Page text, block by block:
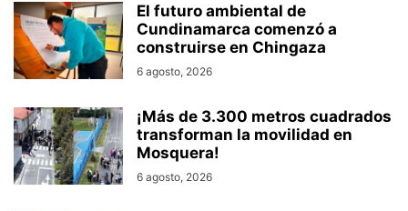
El futuro ambiental de
Cundinamarca comenzó a
construirse en Chingaza
6 agosto, 2026
¡Más de 3.300 metros cuadrados
transforman la movilidad en
Mosquera!
6 agosto, 2026